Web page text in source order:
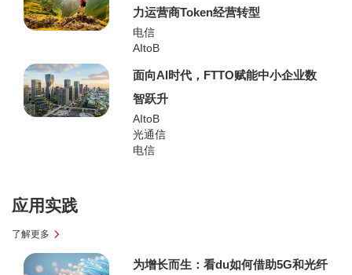
力运营商Token经营转型
电信
AItoB
面向AI时代，FTTO赋能中小企业数
智跃升
AItoB
光通信
电信
应用实践
了解更多
为增长而生：看du如何借助5G和光纤